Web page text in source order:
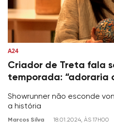
A24
Criador de Treta fala
temporada: “adoraria
Showrunner não esconde
a história
Marcos Silva 18.01.2024, ÀS 17H00